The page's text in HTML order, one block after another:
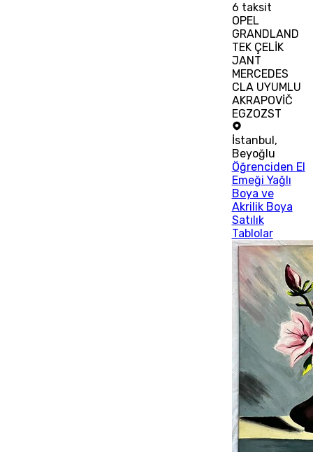
6 taksit
OPEL
GRANDLAND
TEK ÇELİK
JANT
MERCEDES
CLA UYUMLU
AKRAPOVİČ
EGZOZST
İstanbul ,
Beyoğlu
Öğrenciden El
Emeği Yağlı
Boya ve
Akrilik Boya
Satılık
Tablolar